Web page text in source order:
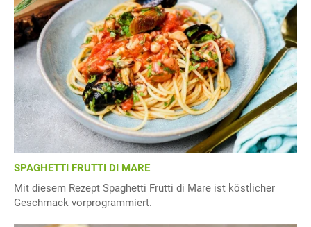
SPAGHETTI FRUTTI DI MARE
Mit diesem Rezept Spaghetti Frutti di Mare ist köstlicher
Geschmack vorprogrammiert.